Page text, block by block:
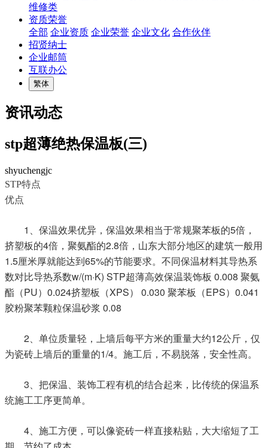
维修类
资质荣誉
全部 企业资质 企业荣誉 企业文化 合作伙伴
招贤纳士
企业邮筒
互联办公
繁体
资讯动态
stp超薄绝热保温板(三)
shyuchengjc
STP特点
优点
1 、保温效果优异，保温效果相当于常规聚苯板的5倍，
挤塑板的4倍，聚氨酯的2.8倍，山东大部分地区的建筑一般用
1.5厘米厚就能达到 65%的节能要求。不同保温材料其导热系
数对比导热系数w/(m·K) STP超薄高效保温装饰板 0.008 聚氨
酯（PU） 0.024挤塑板（XPS） 0.030 聚苯板（EPS） 0.041
胶粉聚苯颗粒保温砂浆 0.08
2 、单位质量轻，上墙后每平方米的重量大约12公斤，仅
为瓷砖上墙后的重量的1/4。施工后，不易脱落，安全性高。
3 、把保温、装饰工程有机的结合起来，比传统的保温系
统施工工序更简单。
4 、施工方便，可以像瓷砖一样直接粘贴，大大缩短了工